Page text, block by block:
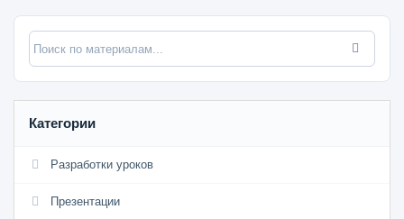
Категории
Разработки уроков
Презентации